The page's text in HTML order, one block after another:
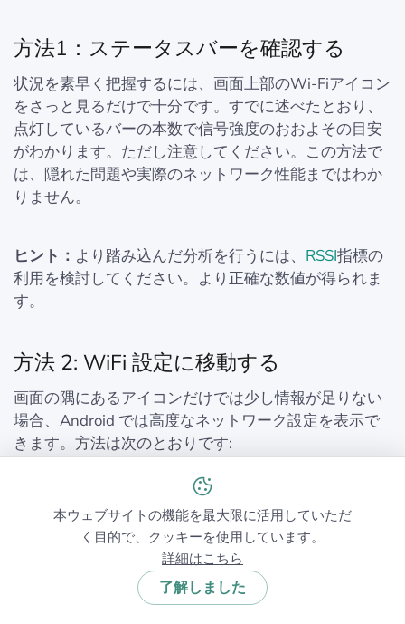
方法1：ステータスバーを確認する
状況を素早く把握するには、画面上部のWi-Fiアイコン
をさっと見るだけで十分です。すでに述べたとおり、
点灯しているバーの本数で信号強度のおおよその目安
がわかります。ただし注意してください。この方法で
は、隠れた問題や実際のネットワーク性能まではわか
りません。
ヒント： より踏み込んだ分析を行うには、 RSSI指標の
利用を検討してください。より正確な数値が得られま
す。
方法 2: WiFi 設定に移動する
画面の隅にあるアイコンだけでは少し情報が足りない
場合、Android では高度なネットワーク設定を表示で
きます。方法は次のとおりです:
デバイスで「設定」を開く → Wi-Fi セクションに移動
する → 現在接続しているネットワークをタップする。
本ウェブサイトの機能を最大限に活用していただ
く目的で、クッキーを使用しています。
詳細はこちら
了解しました